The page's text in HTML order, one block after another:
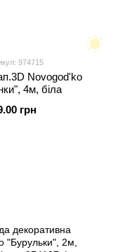
974715
Novogod'ko
4м, біла
грн